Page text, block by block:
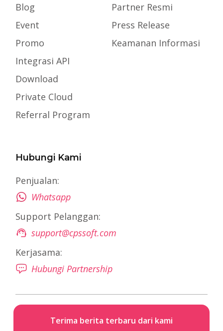
Blog
Event
Promo
Integrasi API
Download
Private Cloud
Referral Program
Partner Resmi
Press Release
Keamanan Informasi
Hubungi Kami
Penjualan:
Whatsapp
Support Pelanggan:
support@cpssoft.com
Kerjasama:
Hubungi Partnership
Terima berita terbaru dari kami